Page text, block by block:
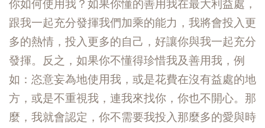
你如何使用我？如果你懂的善用我在最大利益處，
跟我一起充分發揮我們加乘的能力，我將會投入更
多的熱情，投入更多的自己，好讓你與我一起充分
發揮。反之，如果你不懂得珍惜我及善用我，例
如：恣意妄為地使用我，或是花費在沒有益處的地
方，或是不重視我，連我來找你，你也不開心。那
麼，我就會認定，你不需要我投入那麼多的愛與時